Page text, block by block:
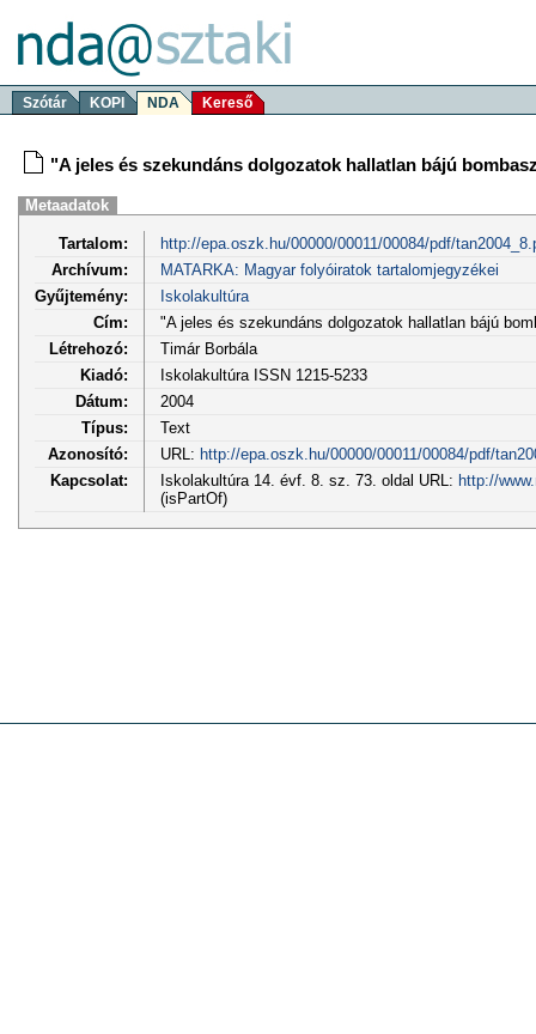
Szótár KOPI NDA Kereső
"A jeles és szekundáns dolgozatok hallatlan bájú
Metaadatok
Tartalom:
http://epa.oszk.hu/00000/00011/00084/pdf/
Archívum:
MATARKA: Magyar folyóiratok tartalomjegyzékei
Gyűjtemény:
Iskolakultúra
Cím:
"A jeles és szekundáns dolgozatok hallatlan bájú
Létrehozó:
Timár Borbála
Kiadó:
Iskolakultúra ISSN 1215-5233
Dátum:
2004
Típus:
Text
Azonosító:
URL: http://epa.oszk.hu/00000/00011/00084/pdf/
Kapcsolat:
Iskolakultúra 14. évf. 8. sz. 73. oldal URL: http://
(isPartOf)